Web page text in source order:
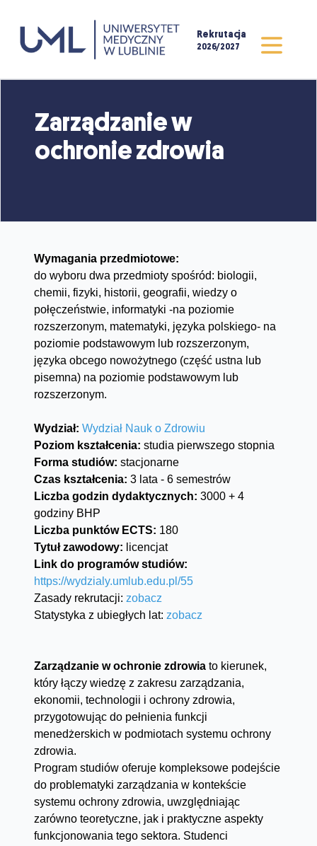
Rekrutacja
2026/2027
Zarządzanie w
ochronie zdrowia
Wymagania przedmiotowe:
do wyboru dwa przedmioty spośród: biologii,
chemii, fizyki, historii, geografii, wiedzy o
połęczeństwie, informatyki -na poziomie
rozszerzonym, matematyki, języka polskiego- na
poziomie podstawowym lub rozszerzonym,
języka obcego nowożytnego (część ustna lub
pisemna) na poziomie podstawowym lub
rozszerzonym.
Wydział: Wydział Nauk o Zdrowiu
Poziom kształcenia: studia pierwszego stopnia
Forma studiów: stacjonarne
Czas kształcenia: 3 lata - 6 semestrów
Liczba godzin dydaktycznych: 3000 + 4
godziny BHP
Liczba punktów ECTS: 180
Tytuł zawodowy: licencjat
Link do programów studiów:
https://wydzialy.umlub.edu.pl/55
Zasady rekrutacji: zobacz
Statystyka z ubiegłych lat: zobacz
Zarządzanie w ochronie zdrowia to kierunek,
który łączy wiedzę z zakresu zarządzania,
ekonomii, technologii i ochrony zdrowia,
przygotowując do pełnienia funkcji
menedżerskich w podmiotach systemu ochrony
zdrowia.
Program studiów oferuje kompleksowe podejście
do problematyki zarządzania w kontekście
systemu ochrony zdrowia, uwzględniając
zarówno teoretyczne, jak i praktyczne aspekty
funkcjonowania tego sektora. Studenci